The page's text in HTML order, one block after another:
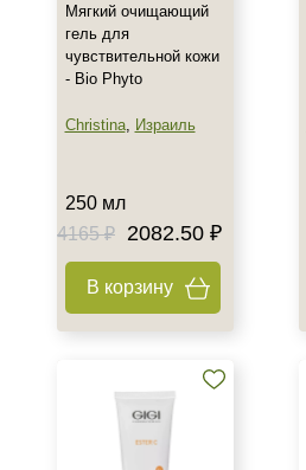
Мягкий очищающий
гель для
чувствительной кожи
- Bio Phyto
Christina, Израиль
250 мл
4165 ₽
2082.50 ₽
В корзину